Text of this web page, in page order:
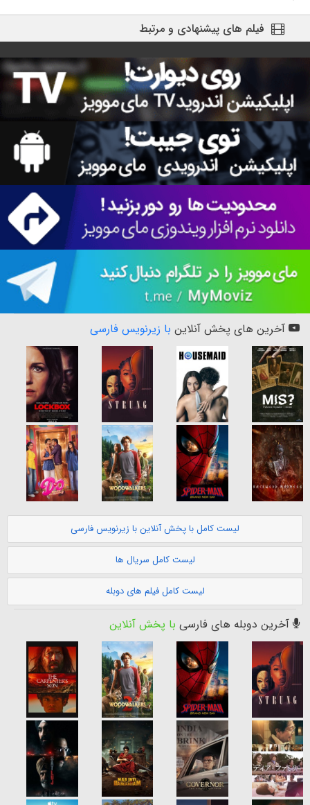
فیلم های پیشنهادی و مرتبط
آخرین های پخش آنلاین با زیرنویس فارسی
لیست کامل با پخش آنلاین با زیرنویس فارسی
لیست کامل سریال ها
لیست کامل فیلم های دوبله
آخرین دوبله های فارسی با پخش آنلاین